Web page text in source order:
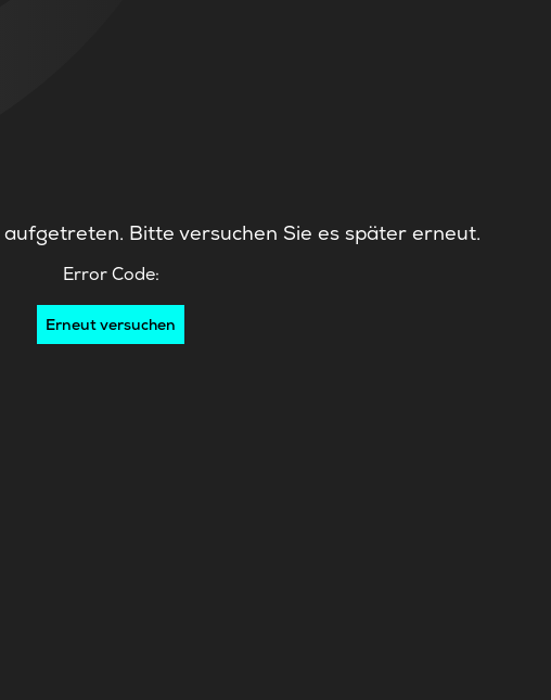
Bitte versuchen Sie es später erneut.
Error Code:
Erneut versuchen